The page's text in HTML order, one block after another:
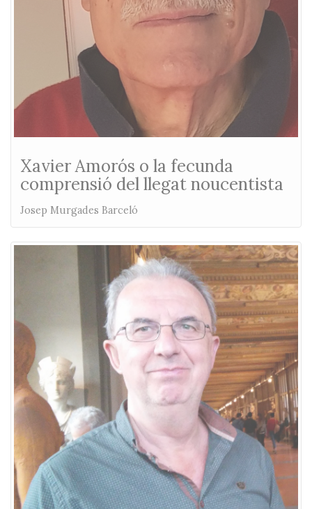
Xavier Amorós o la fecunda
comprensió del llegat noucentista
Josep Murgades Barceló